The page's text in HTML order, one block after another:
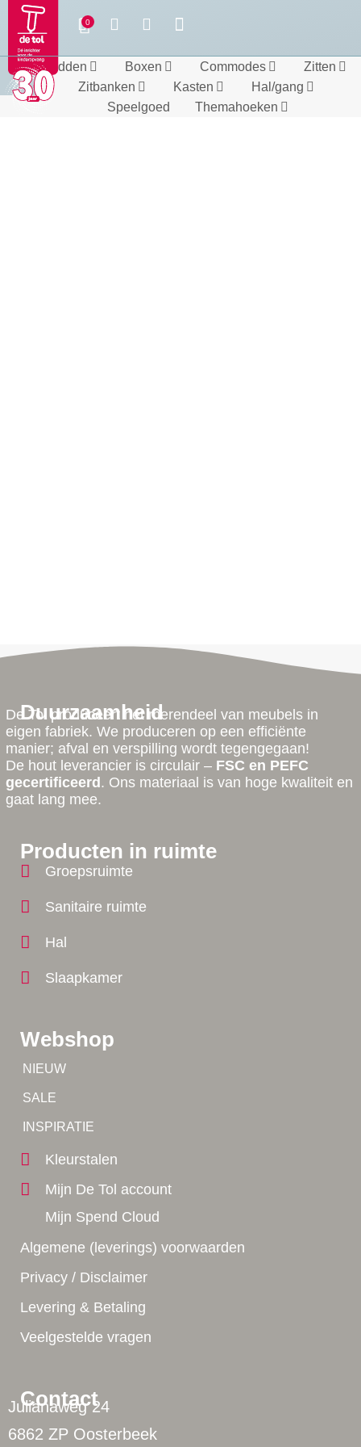
Bedden Boxen Commodes
Zitten
Zitbanken
Kasten
Hal/gang
Speelgoed
Themahoeken
Contact
Julianaweg 24
6862 ZP Oosterbeek
Webshop
NIEUW
SALE
INSPIRATIE
Kleurstalen
Mijn De Tol account
Mijn Spend Cloud
Algemene (leverings) voorwaarden
Privacy / Disclaimer
Levering & Betaling
Veelgestelde vragen
Producten in ruimte
Groepsruimte
Sanitaire ruimte
Hal
Slaapkamer
Duurzaamheid
De Tol produceert het merendeel van meubels in
eigen fabriek. We produceren op een efficiënte
manier; afval en verspilling wordt tegengegaan!
De hout leverancier is circulair – FSC en PEFC
gecertificeerd. Ons materiaal is van hoge kwaliteit en
gaat lang mee.